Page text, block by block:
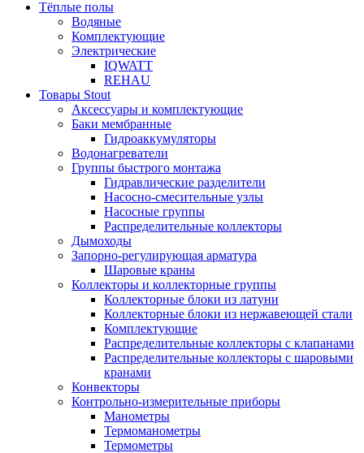
Тёплые полы
Водяные
Комплектующие
Электрические
IQWATT
REHAU
Товары Stout
Аксессуары и комплектующие
Баки мембранные
Гидроаккумуляторы
Водонагреватели
Группы быстрого монтажа
Гидравлические разделители
Насосно-смесительные узлы
Насосные группы
Распределительные коллекторы
Дымоходы
Запорно-регулирующая арматура
Шаровые краны
Коллекторы и коллекторные группы
Коллекторные блоки из латуни
Коллекторные блоки из нержавеющей стали
Комплектующие
Распределительные коллекторы с клапанами
Распределительные коллекторы с шаровыми
кранами
Конвекторы
Контрольно-измерительные приборы
Манометры
Термоманометры
Термометры